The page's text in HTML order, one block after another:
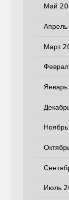
Май
Март
Июль